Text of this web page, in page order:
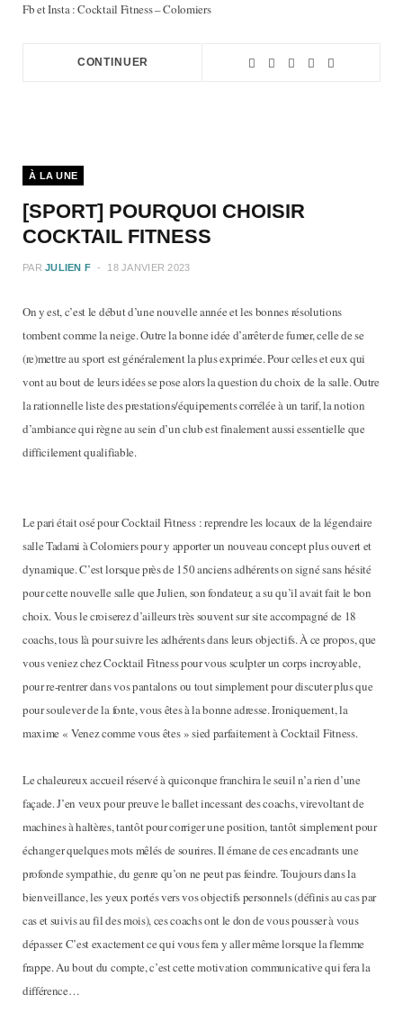
Fb et Insta : Cocktail Fitness – Colomiers
CONTINUER
À LA UNE
[SPORT] POURQUOI CHOISIR
COCKTAIL FITNESS
PAR JULIEN F 18 JANVIER 2023
On y est, c’est le début d’une nouvelle année et les bonnes résolutions
tombent comme la neige. Outre la bonne idée d’arrêter de fumer, celle de se
(re)mettre au sport est généralement la plus exprimée. Pour celles et eux qui
vont au bout de leurs idées se pose alors la question du choix de la salle. Outre
la rationnelle liste des prestations/équipements corrélée à un tarif, la notion
d’ambiance qui règne au sein d’un club est finalement aussi essentielle que
difficilement qualifiable.
Le pari était osé pour Cocktail Fitness : reprendre les locaux de la légendaire
salle Tadami à Colomiers pour y apporter un nouveau concept plus ouvert et
dynamique. C’est lorsque près de 150 anciens adhérents on signé sans hésité
pour cette nouvelle salle que Julien, son fondateur, a su qu’il avait fait le bon
choix. Vous le croiserez d’ailleurs très souvent sur site accompagné de 18
coachs, tous là pour suivre les adhérents dans leurs objectifs. À ce propos, que
vous veniez chez Cocktail Fitness pour vous sculpter un corps incroyable,
pour re-rentrer dans vos pantalons ou tout simplement pour discuter plus que
pour soulever de la fonte, vous êtes à la bonne adresse. Ironiquement, la
maxime « Venez comme vous êtes » sied parfaitement à Cocktail Fitness.
Le chaleureux accueil réservé à quiconque franchira le seuil n’a rien d’une
façade. J’en veux pour preuve le ballet incessant des coachs, virevoltant de
machines à haltères, tantôt pour corriger une position, tantôt simplement pour
échanger quelques mots mêlés de sourires. Il émane de ces encadrants une
profonde sympathie, du genre qu’on ne peut pas feindre. Toujours dans la
bienveillance, les yeux portés vers vos objectifs personnels (définis au cas par
cas et suivis au fil des mois), ces coachs ont le don de vous pousser à vous
dépasser. C’est exactement ce qui vous fera y aller même lorsque la flemme
frappe. Au bout du compte, c’est cette motivation communicative qui fera la
différence…